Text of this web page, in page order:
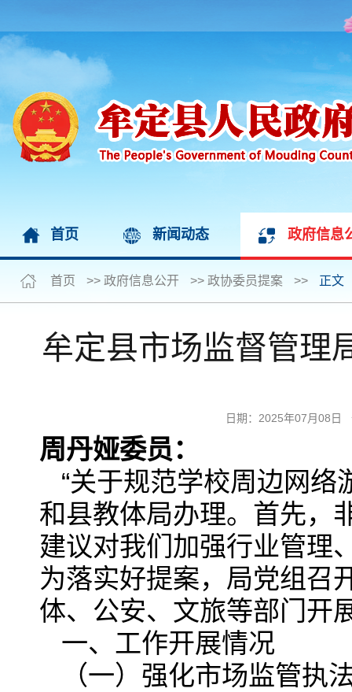
首页 新闻动态 政府信息
首页 >> 政府信息公开 >> 政协委员提案 >> 正文
牟定县市场监督管理
日期：2025年07月08
周丹娅委员：
“关于规范学校周边网络
和县教体局办理。首先，
建议对我们加强行业管理
为落实好提案，局党组召
体、公安、文旅等部门开
一、工作开展情况
（一）强化市场监管执